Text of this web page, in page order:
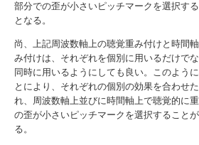
部分での歪が小さいピッチマークを選択す
となる。
尚、上記周波数軸上の聴覚重み付けと時間
み付けは、それぞれを個別に用いるだけで
同時に用いるようにしても良い。このよう
とにより、それぞれの個別の効果を合わせ
れ、周波数軸上並びに時間軸上で聴覚的に
の歪が小さいピッチマークを選択すること
る。